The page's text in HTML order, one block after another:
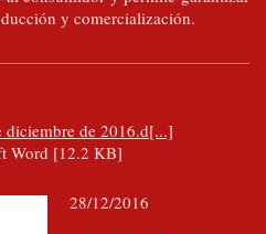
y comercialización.
diciembre de 2016.d[...]
Word [12.2 KB]
28/12/2016